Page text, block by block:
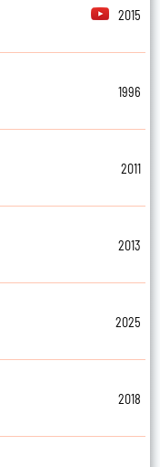
2015
1996
2011
2013
2025
2018